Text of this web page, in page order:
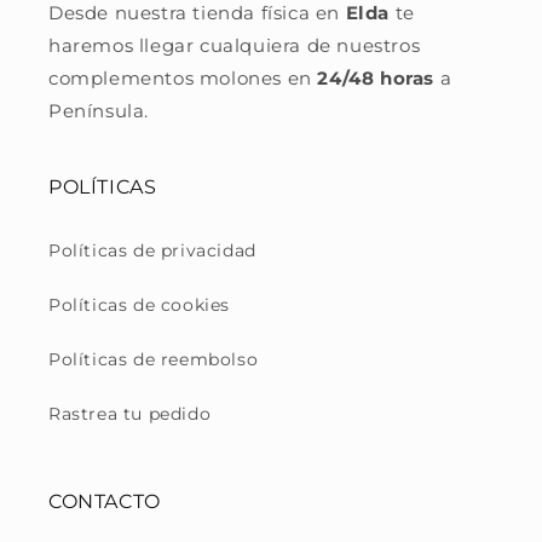
Desde nuestra tienda física en Elda te
haremos llegar cualquiera de nuestros
complementos molones en24/48 horas a
Península.
POLÍTICAS
Políticas de privacidad
Políticas de cookies
Políticas de reembolso
Rastrea tu pedido
CONTACTO